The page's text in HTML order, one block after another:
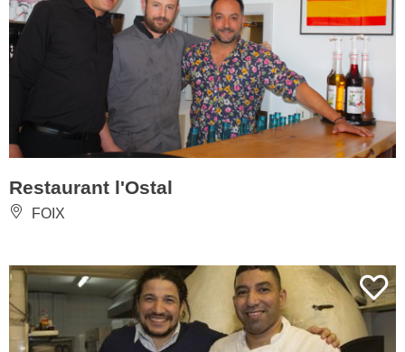
Restaurant l'Ostal
FOIX